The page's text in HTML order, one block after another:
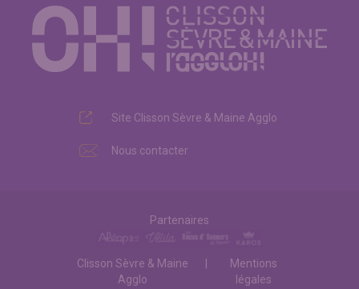
Site Clisson Sèvre & Maine Agglo
Nous contacter
Partenaires
Clisson Sèvre & Maine
Agglo
Mentions
légales